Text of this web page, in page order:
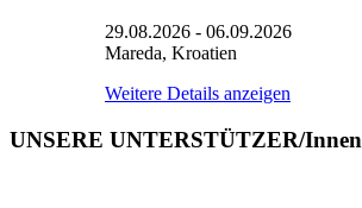
29.08.2026 - 06.09.2026
Mareda, Kroatien
Weitere Details anzeigen
UNSERE UNTERSTÜTZER/Innen